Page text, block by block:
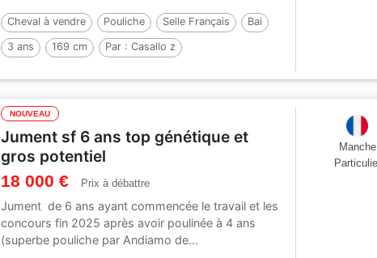
Cheval à vendre Pouliche Selle Français Bai
3 ans 169 cm Par :Casallo z
NOUVEAU
Jument sf 6 ans top génétique et
gros potentiel
18 000 € Prix à débattre
Jument de 6 ans ayant commencée le travail et les
concours fin 2025 après avoir poulinée à 4 ans
(superbe pouliche par Andiamo de...
Manche